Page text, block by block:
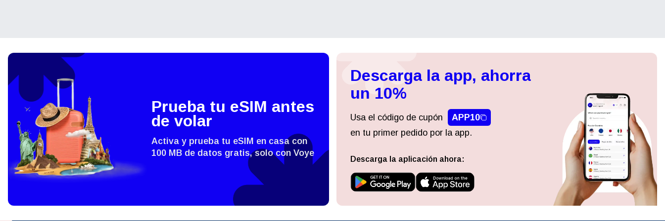
Prueba tu eSIM antes
de volar
Activa y prueba tu eSIM en casa con
100 MB de datos gratis, solo con Voye
Descarga la app, ahorra
un 10%
Usa el código de cupón
APP10
en tu primer pedido por la app.
Descarga la aplicación ahora:
Türkçe
简体中文 繁體中文
CAD - Dólar Canadiense GBP - Libra Esterlina
AED - Dirham De Los Emiratos
Árabes Unidos
ILS - Nuevo Shekel Israelí
CHF - Franco Suizo NZD - Dólar De Nueva Zelanda
HKD - Dólar De Hong Kong